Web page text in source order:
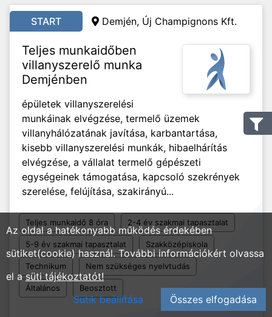
START Demjén, Új Champignons Kft.
Teljes munkaidőben
villanyszerelő munka
Demjénben
épületek villanyszerelési
munkáinak elvégzése, termelő üzemek
villanyhálózatának javítása, karbantartása,
kisebb villanyszerelési munkák, hibaelhárítás
elvégzése, a vállalat termelő gépészeti
egységeinek támogatása, kapcsoló szekrények
szerelése, felújítása, szakirányú...
Teljes munkaidő 8 óra 2-4 év szakmai tapasztalat
5-9 év szakmai tapasztalat Szakközépiskola
Technikum Nem szükséges nyelvtudás
Általános Beosztott
Az oldal a hatékonyabb működés érdekében
sütiket(cookie) használ. További információkért olvassa
el asüti tájékoztatót!
Sütik beállítása
Összes elfogadása